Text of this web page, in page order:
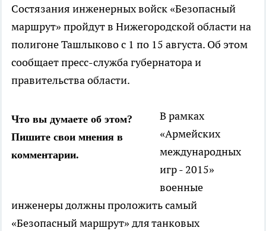
Состязания инженерных войск «Безопасный
маршрут» пройдут в Нижегородской области на
полигоне Ташлыково с 1 по 15 августа. Об этом
сообщает пресс-служба губернатора и
правительства области.
Что вы думаете об этом?
Пишите свои мнения в
комментарии.
В рамках
«Армейских
международных
игр - 2015»
военные
инженеры должны проложить самый
«Безопасный маршрут» для танковых